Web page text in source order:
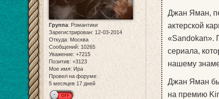
Группа: Романтики
Зарегистрирован: 12-03-2014
Откуда: Москва
Сообщений: 10265
Уважение: +7215
Позитив: +3123
Мое имя: Ира
Провел на форуме:
5 месяцев 17 дней
Джан Яман,
актерской
«Sandokan».
сериала,
нашему
Джан Яман
на премию